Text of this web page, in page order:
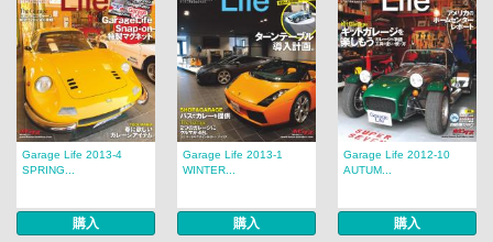
Garage Life 2013-4
SPRING...
購入
Garage Life 2013-1
WINTER...
購入
Garage Life 2012-10
AUTUM...
購入